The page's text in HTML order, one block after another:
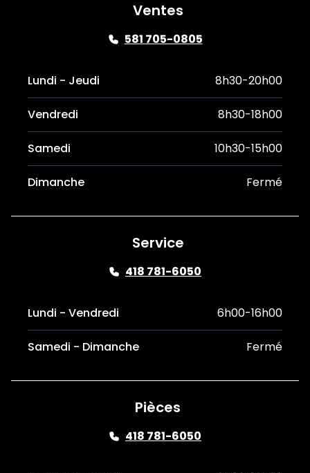
Ventes
581 705-0805
Lundi - Jeudi 8h30-20h00
Vendredi 8h30-18h00
Samedi 10h30-15h00
Dimanche Fermé
Service
418 781-6050
Lundi - Vendredi 6h00-16h00
Samedi - Dimanche Fermé
Pièces
418 781-6050